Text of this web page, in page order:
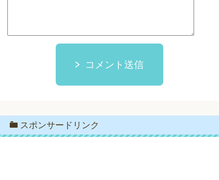
コメント送信
スポンサードリンク